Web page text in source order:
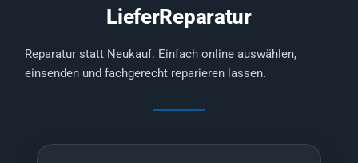
LieferReparatur
Reparatur statt Neukauf. Einfach online auswählen,
einsenden und fachgerecht reparieren lassen.